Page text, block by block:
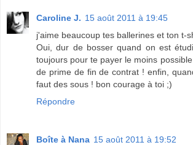
Caroline J. 15 août 2011 à 19:45
j'aime beaucoup tes ballerines et ton t-
Oui, dur de bosser quand on est
toujours pour te payer le moins
de prime de fin de contrat ! enfin,
faut des sous ! bon courage à toi ;)
Répondre
Boîte à Nana 15 août 2011 à 19:52